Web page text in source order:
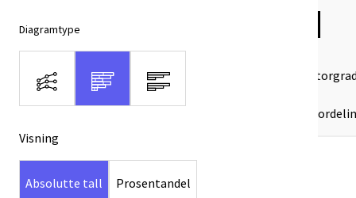
Diagramtype
Visning
Absolutte tall Prosentandel
Norge – lærested
Beskrivelse: Figuren viser antall
for å vise